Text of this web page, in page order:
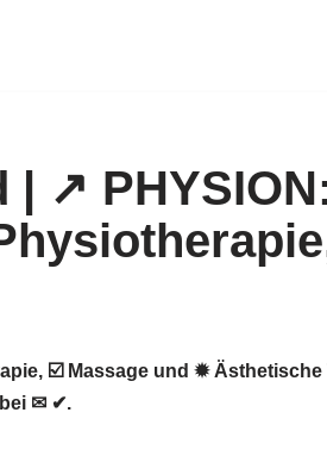
☑️ Massage und ✹
✉ ✔.